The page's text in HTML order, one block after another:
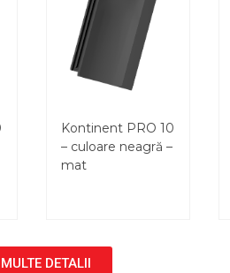
Kontinent PRO 10
– culoare neagră –
mat
DETALII